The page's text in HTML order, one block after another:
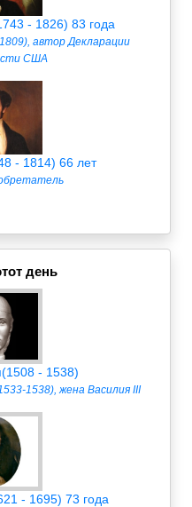
- 1826) 83 года
автор Декларации
США
- 1814) 66 лет
день
- 1538)
1538), жена Василия III
- 1695) 73 года